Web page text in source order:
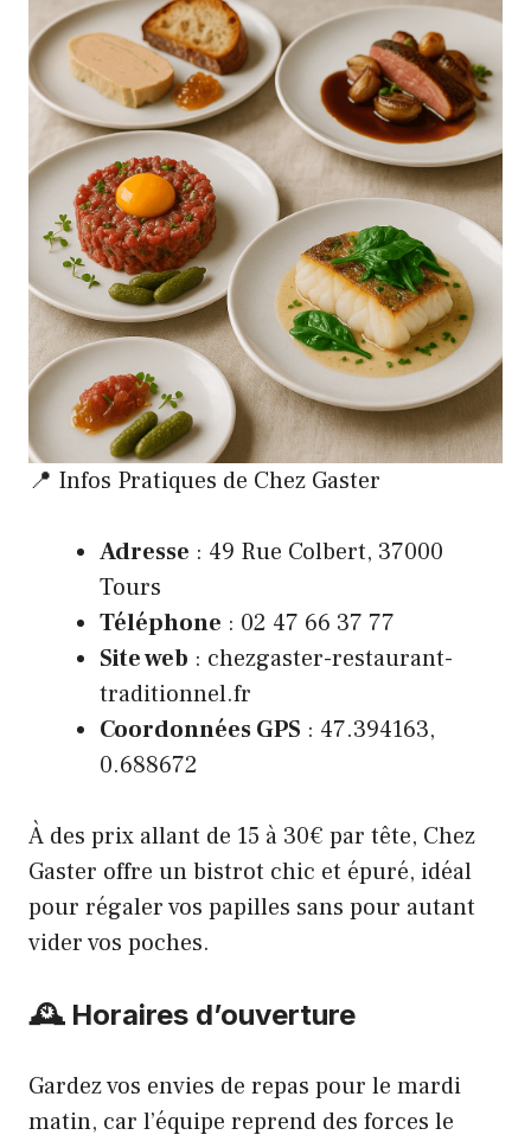
📍 Infos Pratiques de Chez Gaster
Adresse : 49 Rue Colbert, 37000
Tours
Téléphone : 02 47 66 37 77
Site web : chezgaster-restaurant-
traditionnel.fr
Coordonnées GPS : 47.394163,
0.688672
À des prix allant de 15 à 30€ par tête, Chez
Gaster offre un bistrot chic et épuré, idéal
pour régaler vos papilles sans pour autant
vider vos poches.
🕰️ Horaires d’ouverture
Gardez vos envies de repas pour le mardi
matin, car l’équipe reprend des forces le